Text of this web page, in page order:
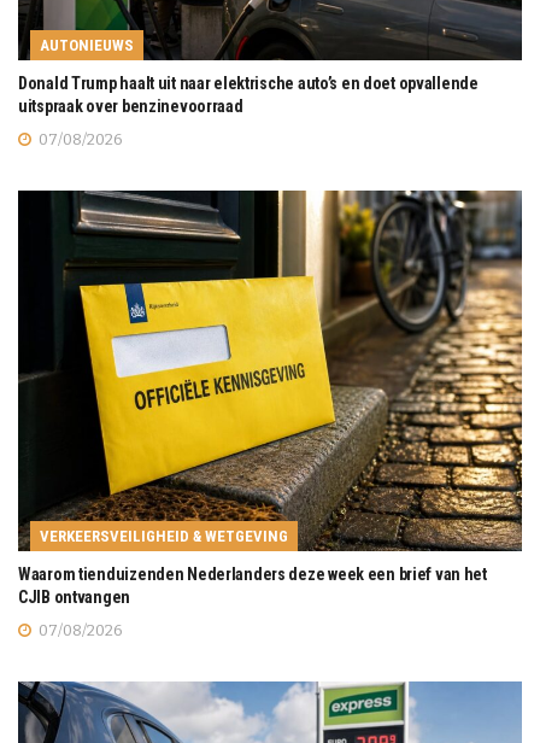
AUTONIEUWS
Donald Trump haalt uit naar elektrische auto’s en doet opvallende
uitspraak over benzinevoorraad
07/08/2026
VERKEERSVEILIGHEID & WETGEVING
Waarom tienduizenden Nederlanders deze week een brief van het
CJIB ontvangen
07/08/2026